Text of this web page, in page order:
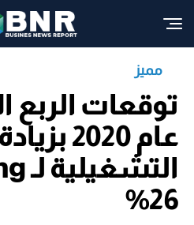
مميز
توقعات الربع
عام 2020
26%